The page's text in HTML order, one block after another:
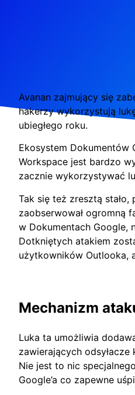
Avanan zajmujący się
hakerzy wykorzystują
ubiegłego roku.
Ekosystem Dokumentów
Workspace jest bardzo
zacznie wykorzystywać
Tak się też zresztą
zaobserwował ogromną
w Dokumentach Google,
Dotkniętych atakiem
użytkowników Outlooka,
Mechanizm
Luka ta umożliwia
zawierających
Nie jest to nic
Google’a co zapewne